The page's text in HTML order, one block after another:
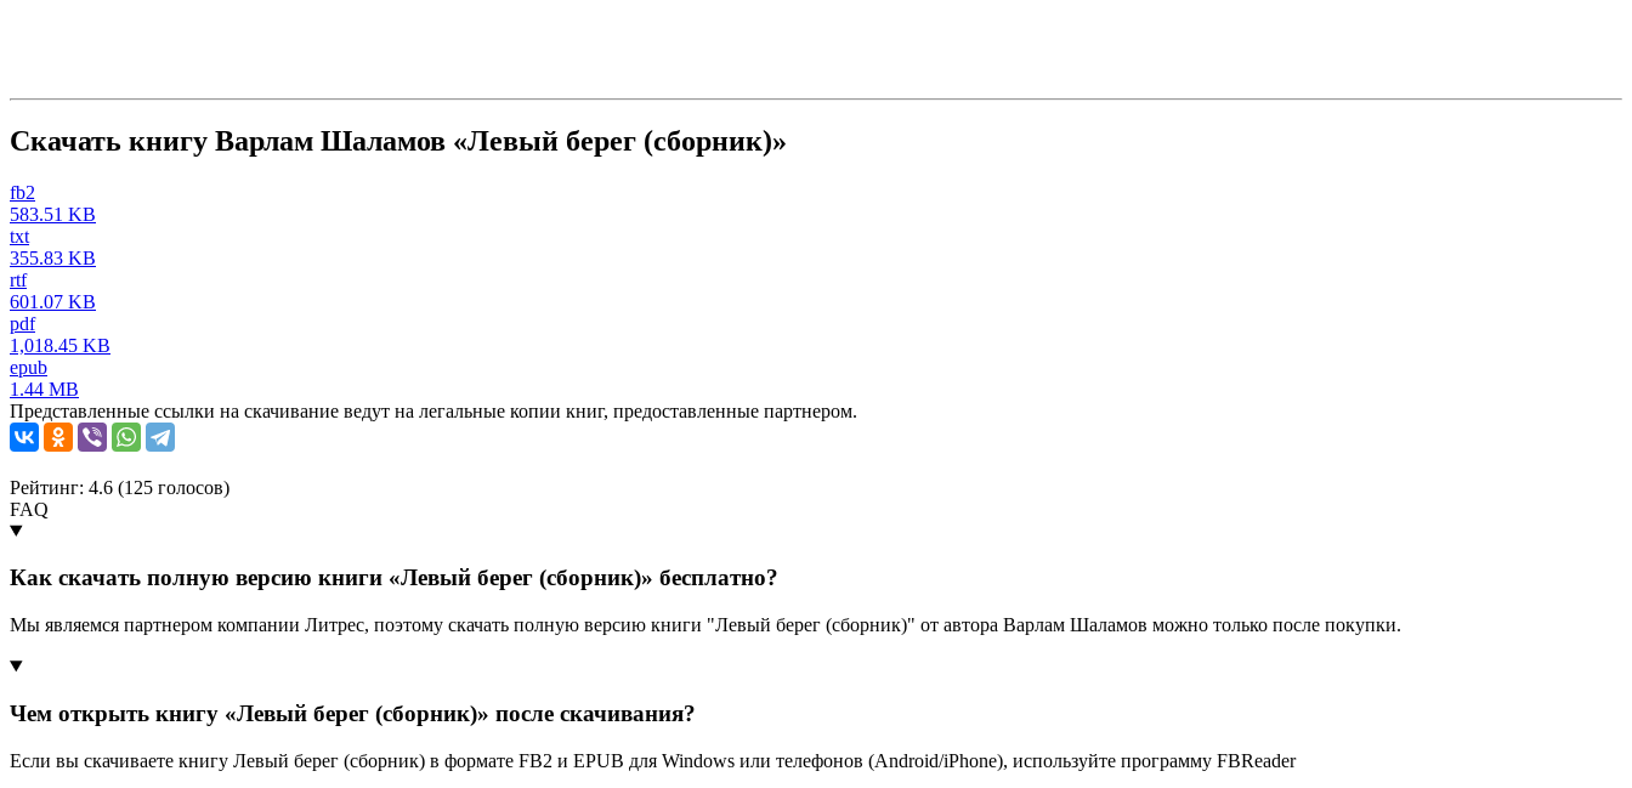
Скачать книгу Варлам Шаламов «Левый берег (сборник)»
fb2
583.51 KB
txt
355.83 KB
rtf
601.07 KB
pdf
1,018.45 KB
epub
1.44 MB
Представленные ссылки на скачивание ведут на легальные копии книг, предоставленные партнером.
Рейтинг: 4.6 (125 голосов)
FAQ
Как скачать полную версию книги «Левый берег (сборник)» бесплатно?
Мы являемся партнером компании Литрес, поэтому скачать полную версию книги "Левый берег (сборник)" от автора Варлам Шаламов можно только после покупки.
Чем открыть книгу «Левый берег (сборник)» после скачивания?
Если вы скачиваете книгу Левый берег (сборник) в формате FB2 и EPUB для Windows или телефонов (Android/iPhone), используйте программу FBReader